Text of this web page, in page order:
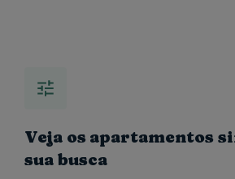
Veja os apartamentos
sua busca